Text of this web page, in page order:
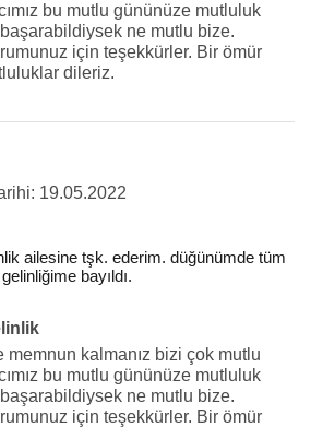
bu mutlu gününüze mutluluk
başarabildiysek ne mutlu bize.
için teşekkürler. Bir ömür
dileriz.
19.05.2022
ailesine tşk. ederim. düğünümde tüm
bayıldı.
memnun kalmanız bizi çok mutlu
bu mutlu gününüze mutluluk
başarabildiysek ne mutlu bize.
için teşekkürler. Bir ömür